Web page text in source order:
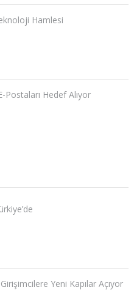
Hamlesi
Postaları Hedef Alıyor
Yeni Kapılar Açıyor